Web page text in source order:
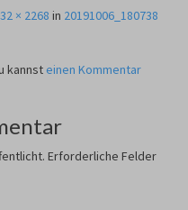
× 2268 in 20191006_180738
kannst einen Kommentar
Erforderliche Felder